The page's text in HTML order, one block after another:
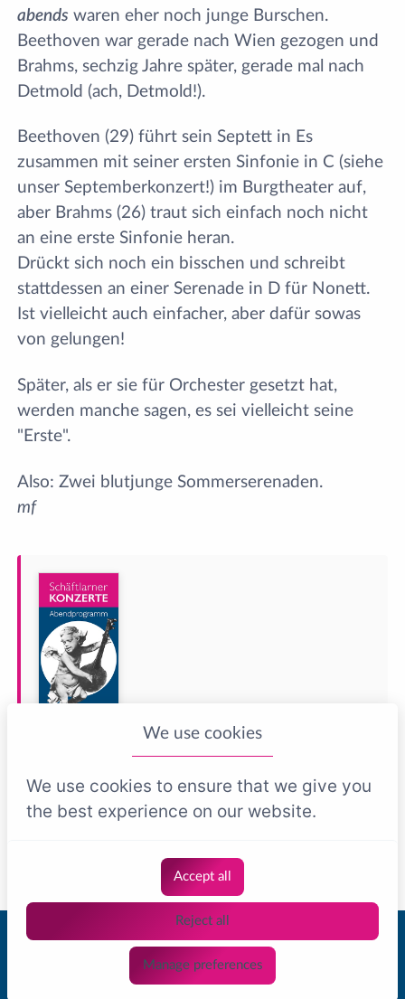
abends waren eher noch junge Burschen.
Beethoven war gerade nach Wien gezogen und
Brahms, sechzig Jahre später, gerade mal nach
Detmold (ach, Detmold!).
Beethoven (29) führt sein Septett in Es
zusammen mit seiner ersten Sinfonie in C (siehe
unser Septemberkonzert!) im Burgtheater auf,
aber Brahms (26) traut sich einfach noch nicht
an eine erste Sinfonie heran.
Drückt sich noch ein bisschen und schreibt
stattdessen an einer Serenade in D für Nonett.
Ist vielleicht auch einfacher, aber dafür sowas
von gelungen!
Später, als er sie für Orchester gesetzt hat,
werden manche sagen, es sei vielleicht seine
"Erste".
Also: Zwei blutjunge Sommerserenaden.
mf
Das vollständige Abendprogramm mit Werk-
und Künstlerinformationen ist hier als PDF
We use cookies
We use cookies to ensure that we give you
the best experience on our website.
Accept all
Reject all
Manage preferences